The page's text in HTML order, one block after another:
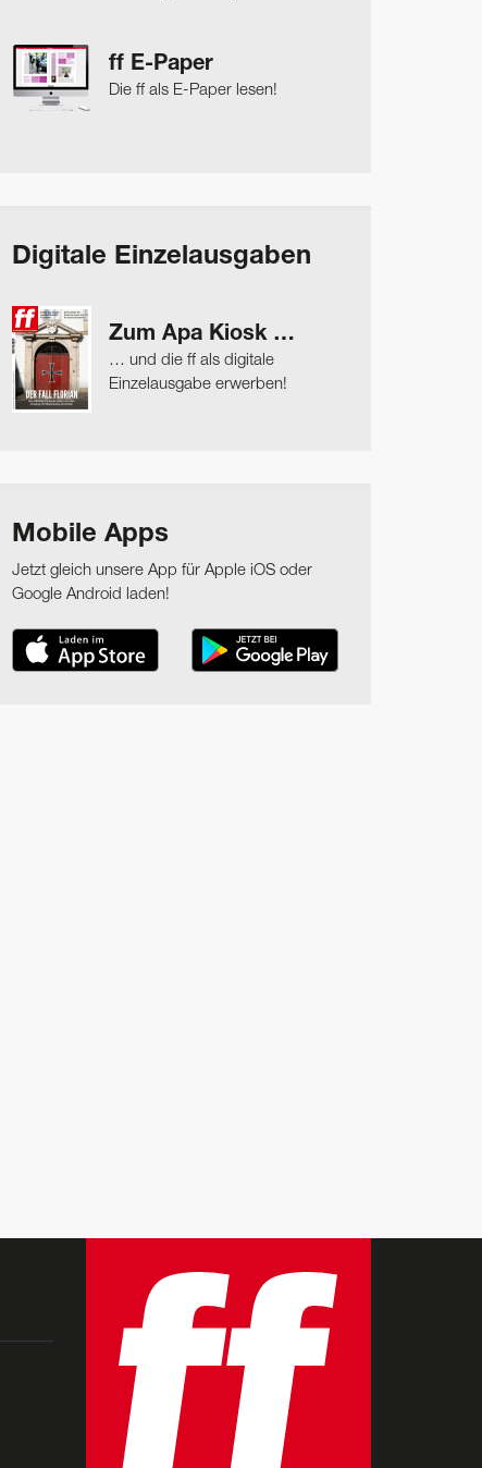
ff E-Paper
Die ff als E-Paper lesen!
Digitale Einzelausgaben
Zum Apa Kiosk …
… und die ff als digitale
Einzelausgabe erwerben!
Mobile Apps
Jetzt gleich unsere App für Apple iOS oder
Google Android laden!